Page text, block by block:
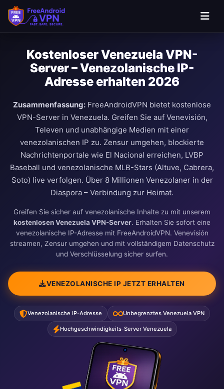
Kostenloser Venezuela VPN-
Server – Venezolanische IP-
Adresse erhalten 2026
Zusammenfassung: FreeAndroidVPN bietet kostenlose
VPN-Server in Venezuela. Greifen Sie auf Venevisión,
Televen und unabhängige Medien mit einer
venezolanischen IP zu. Zensur umgehen, blockierte
Nachrichtenportale wie El Nacional erreichen, LVBP
Baseball und venezolanische MLB-Stars (Altuve, Cabrera,
Soto) live verfolgen. Über 8 Millionen Venezolaner in der
Diaspora – Verbindung zur Heimat.
Greifen Sie sicher auf venezolanische Inhalte zu mit unserem
kostenlosen Venezuela VPN-Server. Erhalten Sie sofort eine
venezolanische IP-Adresse mit FreeAndroidVPN. Venevisión
streamen, Zensur umgehen und mit vollständigem Datenschutz
und Verschlüsselung sicher surfen.
VENEZOLANISCHE IP JETZT ERHALTEN
Venezolanische IP-Adresse Unbegrenztes Venezuela VPN
Hochgeschwindigkeits-Server Venezuela